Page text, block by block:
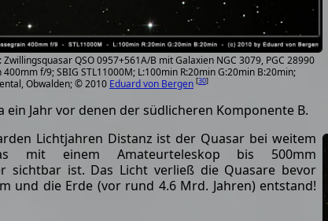
Zwillingsquasar QSO 0957+561A/B mit Galaxien NGC 3079, PGC 28990
f/9; SBIG STL11000M; L:100min R:20min G:20min B:20min;
Obwalden; © 2010 Eduard von Bergen [30]
ein Jahr vor denen der südlicheren Komponente B.
Lichtjahren Distanz ist der Quasar bei weitem
mit einem Amateurteleskop bis 500mm
sichtbar ist. Das Licht verließ die Quasare bevor
und die Erde (vor rund 4.6 Mrd. Jahren) entstand!